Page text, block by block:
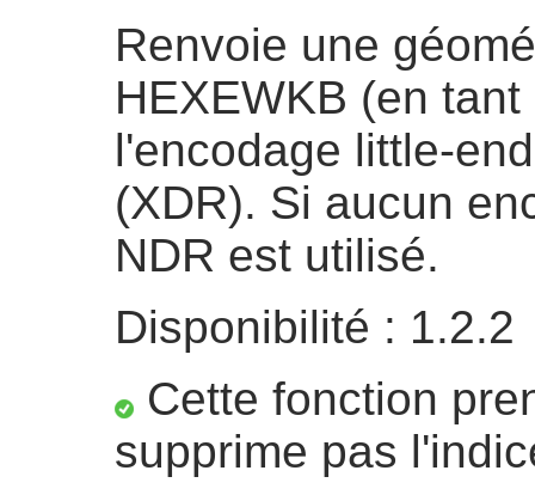
Renvoie une
HEXEWKB (en
l'encodage little-
(XDR). Si aucun
NDR est utilisé.
Disponibilité : 1.2.2
Cette fonction
supprime pas